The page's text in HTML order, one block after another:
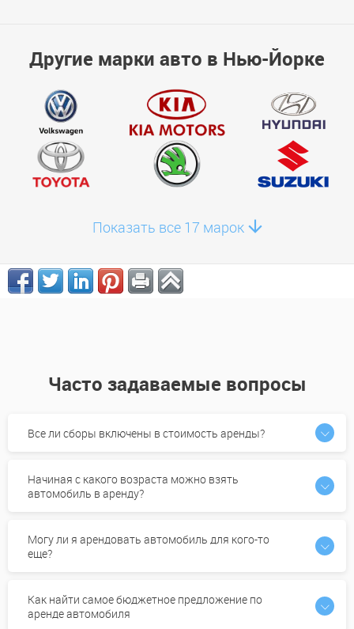
Другие марки авто в Нью-Йорке
Показать все 17 марок
Часто задаваемые вопросы
Все ли сборы включены в стоимость аренды?
Начиная с какого возраста можно взять
автомобиль в аренду?
Могу ли я арендовать автомобиль для кого-то
еще?
Как найти самое бюджетное предложение по
аренде автомобиля